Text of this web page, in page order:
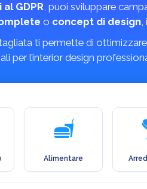
GDPR, puoi sviluppare
o concept di design,
ti permette di
per l’interior design
Alimentare